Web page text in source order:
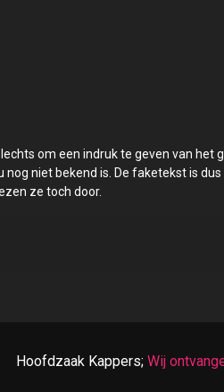
om een indruk te geven van
niet bekend is. De faketekst is
ze toch door.
Hoofdzaak Kappers; Wij